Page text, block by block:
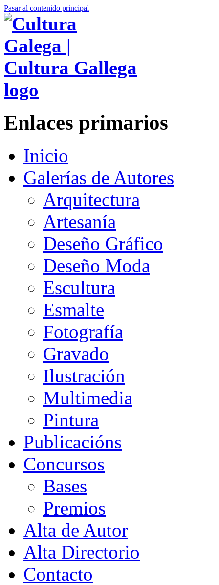
Pasar al contenido principal
Enlaces primarios
Inicio
Galerías de Autores
Arquitectura
Artesanía
Deseño Gráfico
Deseño Moda
Escultura
Esmalte
Fotografía
Gravado
Ilustración
Multimedia
Pintura
Publicacións
Concursos
Bases
Premios
Alta de Autor
Alta Directorio
Contacto